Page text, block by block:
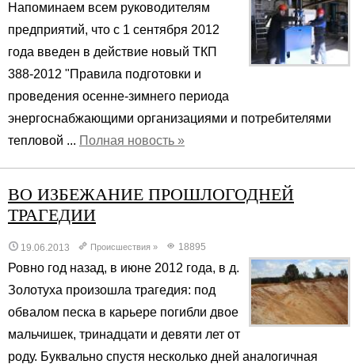
Напоминаем всем руководителям
предприятий, что с 1 сентября 2012
года введен в действие новый ТКП
388-2012 "Правила подготовки и
проведения осенне-зимнего периода
энергоснабжающими организациями и потребителями
тепловой ... Полная новость »
ВО ИЗБЕЖАНИЕ ПРОШЛОГОДНЕЙ
ТРАГЕДИИ
19.06.2013 Происшествия » 18895
Ровно год назад, в июне 2012 года, в д.
Золотуха произошла трагедия: под
обвалом песка в карьере погибли двое
мальчишек, тринадцати и девяти лет от
роду. Буквально спустя несколько дней аналогичная